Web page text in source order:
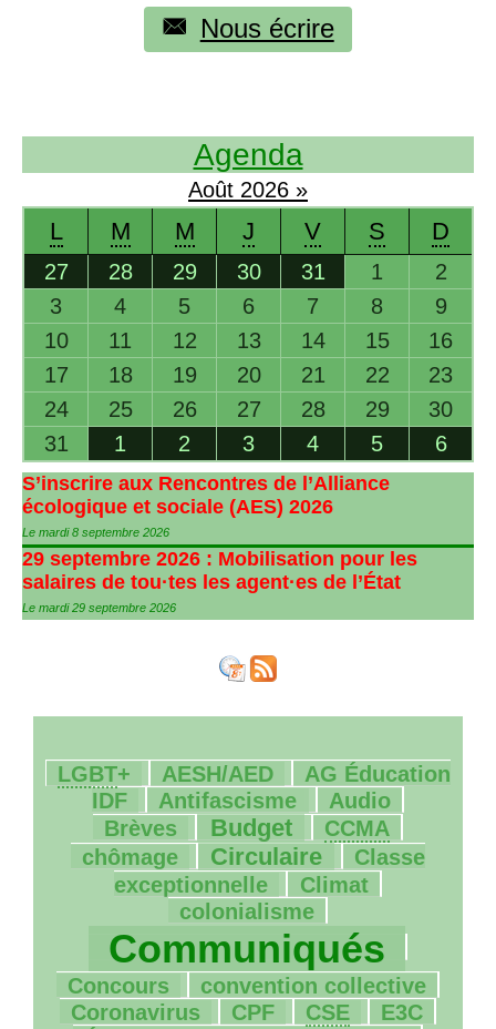
Nous écrire
Agenda
Août 2026 »
L M M J V S D
27 28 29 30 31 1
2
3
4 5 6 7 8
9
10
11 12 13 14 15
16
17
18 19 20 21 22
23
24
25 26 27 28 29
30
31
1 2 3 4 5 6
S’inscrire aux Rencontres de l’Alliance
écologique et sociale (AES) 2026
Le mardi 8 septembre 2026
29 septembre 2026 : Mobilisation pour les
salaires de tou·tes les agent·es de l’État
Le mardi 29 septembre 2026
31/1251
LGBT+
59/1251 AESH/AED
10/1251 AG Éducation
IDF
126/1251 Antifascisme
20/1251 Audio
23/1251
Brèves
307/1251 Budget
198/1251 CCMA
10/1251
chômage
296/1251 Circulaire
124/1251
Classe
exceptionnelle
120/1251 Climat
116/1251
colonialisme
Communiqués
57/1251
Concours
18/1251 convention collective
37/1251
Coronavirus
5/1251 CPF
27/1251 CSE
37/1251 E3C
59/1251